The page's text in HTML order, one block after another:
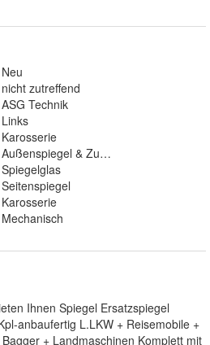
Neu
nicht zutreffend
ASG Technik
Links
Karosserie
Außenspiegel & Zubehör
Spiegelglas
Seitenspiegel
Karosserie
Mechanisch
Ihnen Spiegel Ersatzspiegel
anbaufertig L.LKW + Reisemobile +
+ Landmaschinen Komplett mit